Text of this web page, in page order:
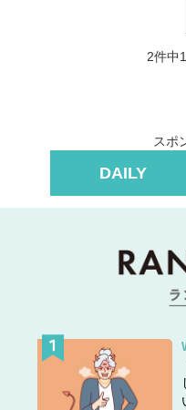
2件中
スポ
DAILY